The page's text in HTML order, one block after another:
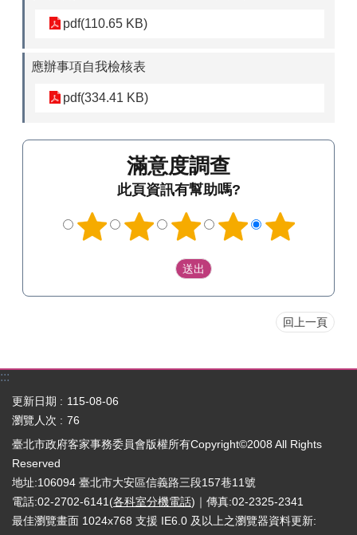
pdf(110.65 KB)
應辦事項自我檢核表
pdf(334.41 KB)
滿意度調查
此頁資訊有幫助嗎?
回上一頁
:::
更新日期
115-08-06
瀏覽人次
76
臺北市政府客家事務委員會版權所有Copyright©2008 All Rights
Reserved
地址:106094 臺北市大安區信義路三段157巷11號
電話:02-2702-6141(各科室分機電話)｜傳真:02-2325-2341
最佳瀏覽畫面 1024x768 支援 IE6.0 及以上之瀏覽器資料更新: